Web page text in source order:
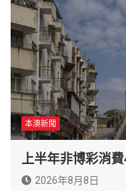
本澳新聞
上半年非博彩消
2026年8月8日